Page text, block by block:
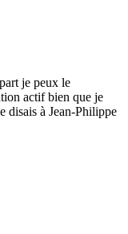
je peux le
actif bien que je
disais à Jean-Philippe